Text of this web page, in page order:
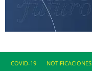
COVID-19 NOTIFICACIONES